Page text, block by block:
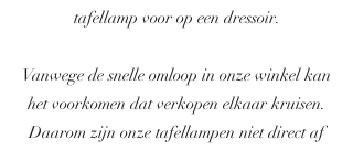
tafellamp voor op een dressoir.
Vanwege de snelle omloop in onze winkel kan
het voorkomen dat verkopen elkaar kruisen.
Daarom zijn onze tafellampen niet direct af